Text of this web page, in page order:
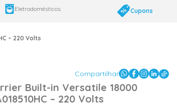
Eletrodomésticos Cupons
– 220 Volts
Compartilhar
Built-in Versatile 18000
– 220 Volts